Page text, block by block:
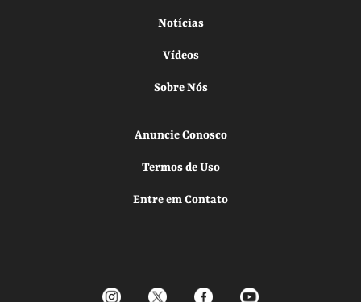
Notícias
Vídeos
Sobre Nós
Anuncie Conosco
Termos de Uso
Entre em Contato